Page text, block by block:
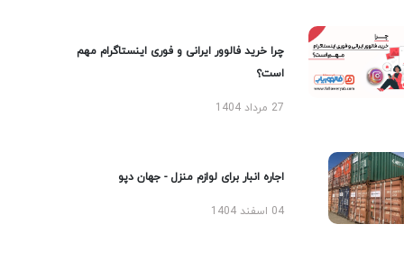
چرا خرید فالوور ایرانی و فوری اینستاگرام مهم
است؟
27 مرداد 1404
اجاره انبار برای لوازم منزل - جهان دپو
04 اسفند 1404